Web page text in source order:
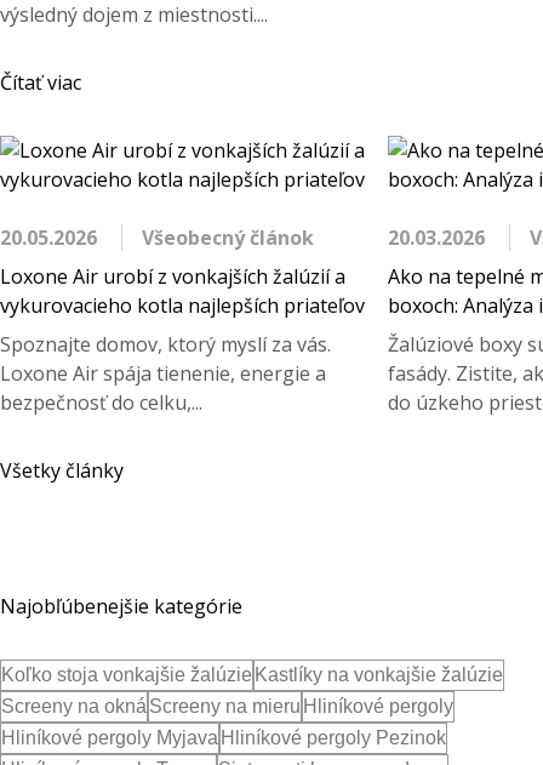
výsledný dojem z miestnosti....
Čítať viac
20.05.2026
Všeobecný článok
Loxone Air urobí z vonkajších žalúzií a
vykurovacieho kotla najlepších priateľov
Spoznajte domov, ktorý myslí za vás.
Loxone Air spája tienenie, energie a
bezpečnosť do celku,...
20.03.2026
Ako na tepelné
boxoch:
Žalúziové boxy
fasády. Zistite,
do úzkeho
Všetky články
Najobľúbenejšie kategórie
Koľko stoja vonkajšie žalúzie Kastlíky na vonkajšie žalúzie
Screeny na okná Screeny na mieru Hliníkové pergoly
Hliníkové pergoly Myjava Hliníkové pergoly Pezinok